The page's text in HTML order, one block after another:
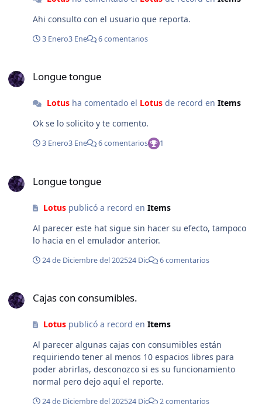
Ahi consulto con el usuario que reporta.
3 Enero3 Ene 6 comentarios
Longue tongue
Lotusha comentado el Lotusde record en Items
Ok se lo solicito y te comento.
3 Enero3 Ene 6 comentarios 1
Longue tongue
Lotuspublicó a record en Items
Al parecer este hat sigue sin hacer su efecto, tampoco
lo hacia en el emulador anterior.
24 de Diciembre del 202524 Dic 6 comentarios
Cajas con consumibles.
Lotuspublicó a record en Items
Al parecer algunas cajas con consumibles están
requiriendo tener al menos 10 espacios libres para
poder abrirlas, desconozco si es su funcionamiento
normal pero dejo aquí el reporte.
24 de Diciembre del 202524 Dic 2 comentarios